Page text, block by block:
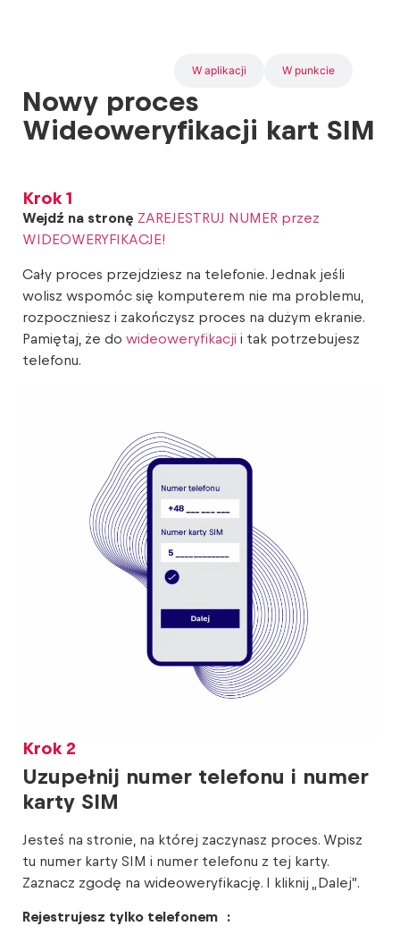
W aplikacji W punkcie
Nowy proces
Wideoweryfikacji kart SIM
Krok 1
Wejdź na stronę ZAREJESTRUJ NUMER przez
WIDEOWERYFIKACJE!
Cały proces przejdziesz na telefonie. Jednak jeśli
wolisz wspomóc się komputerem nie ma problemu,
rozpoczniesz i zakończysz proces na dużym ekranie.
Pamiętaj, że do wideoweryfikacji i tak potrzebujesz
telefonu.
Krok 2
Uzupełnij numer telefonu i numer
karty SIM
Jesteś na stronie, na której zaczynasz proces. Wpisz
tu numer karty SIM i numer telefonu z tej karty.
Zaznacz zgodę na wideoweryfikację. I kliknij „Dalej”.
Rejestrujesz tylko telefonem :